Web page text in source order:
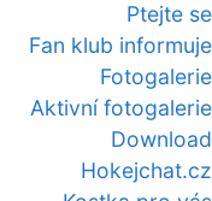
Ptejte se
Fan klub informuje
Fotogalerie
Aktivní fotogalerie
Download
Hokejchat.cz